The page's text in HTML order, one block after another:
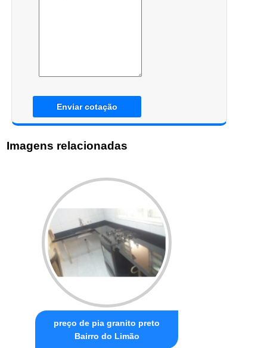
Enviar cotação
Imagens relacionadas
preço de pia granito preto
Bairro do Limão